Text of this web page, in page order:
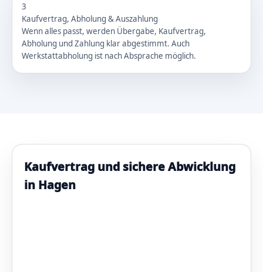
3
Kaufvertrag, Abholung & Auszahlung
Wenn alles passt, werden Übergabe, Kaufvertrag,
Abholung und Zahlung klar abgestimmt. Auch
Werkstattabholung ist nach Absprache möglich.
Kaufvertrag und sichere Abwicklung
in Hagen